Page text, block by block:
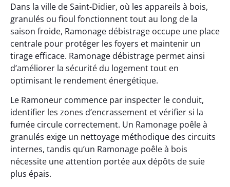
Dans la ville de Saint-Didier, où les appareils à bois,
granulés ou fioul fonctionnent tout au long de la
saison froide, Ramonage débistrage occupe une place
centrale pour protéger les foyers et maintenir un
tirage efficace. Ramonage débistrage permet ainsi
d’améliorer la sécurité du logement tout en
optimisant le rendement énergétique.
Le Ramoneur commence par inspecter le conduit,
identifier les zones d’encrassement et vérifier si la
fumée circule correctement. Un Ramonage poêle à
granulés exige un nettoyage méthodique des circuits
internes, tandis qu’un Ramonage poêle à bois
nécessite une attention portée aux dépôts de suie
plus épais.